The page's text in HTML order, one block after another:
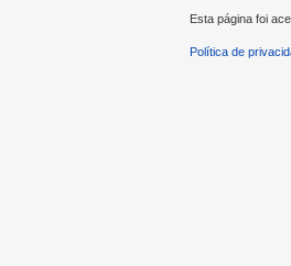
Esta página foi
Política de